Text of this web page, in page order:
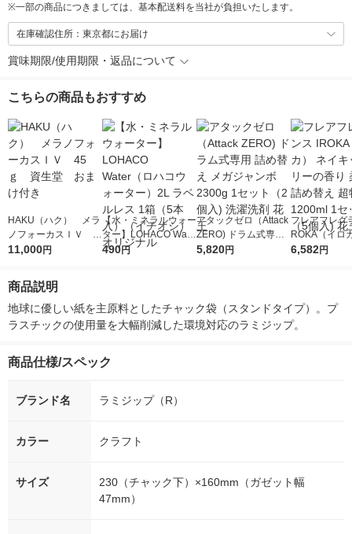
※一部の商品につきましては、基本配送料を当社が負担いたします。
在庫確認住所：東京都にお届け
賞味期限/使用期限・返品について
こちらの商品もおすすめ
HAKU（ハク） メラ
ノフォーカスＩＶ 4
5ｇ 資生堂 おまけ
11,000円
【水・ミネラルウォー
ター】LOHACO Wate
r（ロハコウォータ
490円
アタックゼロ（Attack
ZERO) ドラム式専用
詰め替え メガジャン
5,820円
フレアフレグ
ROKA（イロ
イキッドリリ
6,582円
商品説明
地球に優しい紙を主原料としたチャック袋（スタンドタイプ）。プ
ラスチックの使用量を大幅削減した環境対応のラミジップ。
商品仕様/スペック
ブランド名 ラミジップ（R）
カラー クラフト
サイズ
230（チャック下）×160mm（ガゼット幅
47mm）